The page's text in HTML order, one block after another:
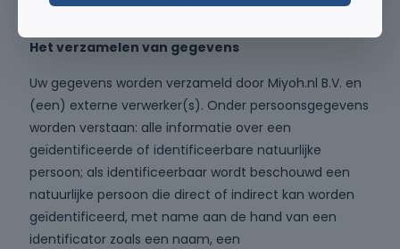
Artikel 6
Het verzamelen van gegevens
Uw gegevens worden verzameld door Miyoh.nl B.V. en
(een) externe verwerker(s). Onder persoonsgegevens
worden verstaan: alle informatie over een
geïdentificeerde of identificeerbare natuurlijke
persoon; als identificeerbaar wordt beschouwd een
natuurlijke persoon die direct of indirect kan worden
geïdentificeerd, met name aan de hand van een
identificator zoals een naam, een